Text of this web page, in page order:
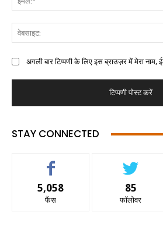
अगली बार टिप्पणी के लिए इस ब्राउज़र में मेरा
STAY CONNECTED
5,058
फैंस
85
फॉलोवर